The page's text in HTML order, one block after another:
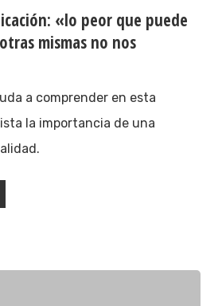
«lo peor que puede
mismas no nos
a comprender en esta
la importancia de una